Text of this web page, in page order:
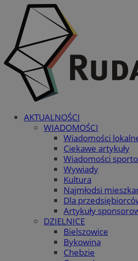
AKTUALNOŚCI
WIADOMOŚCI
Wiadomości
Ciekawe artykuły
Wiadomości
Wywiady
Kultura
Najmłodsi
Dla
Artykuły
DZIELNICE
Bielszowice
Bykowina
Chebzie